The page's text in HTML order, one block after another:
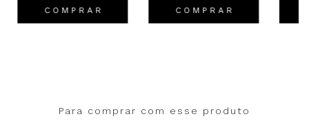
C O M P R A R C O M P R A R
Para comprar com esse produto